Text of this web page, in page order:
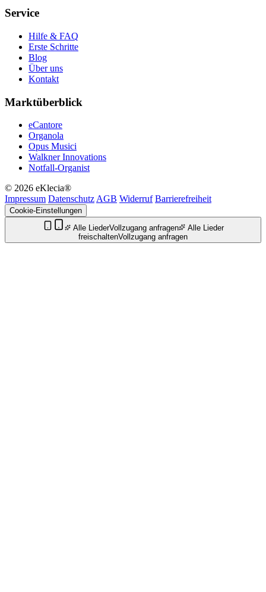
Service
Hilfe & FAQ
Erste Schritte
Blog
Über uns
Kontakt
Marktüberblick
eCantore
Organola
Opus Musici
Walkner Innovations
Notfall-Organist
© 2026 eKlecia®
Impressum Datenschutz AGB Widerruf Barrierefreiheit
Cookie-Einstellungen
Alle LiederVollzugang anfragen
Alle Lieder
freischaltenVollzugang anfragen